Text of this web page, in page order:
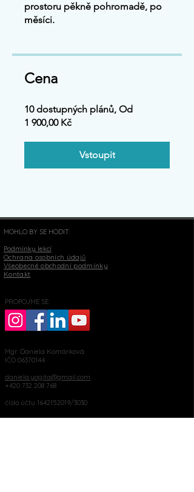
prostoru pěkně pohromadě, po
měsíci.
Cena
10 dostupných plánů, Od
1 900,00 Kč
Vstoupit
MOHLO BY SE HODIT:
Podmínky lekcí
Ochrana osobních údajů
Všeobecné obchodní podmínky
Kontakt
PROPOJME SE:
Mgr. Daniela Komárková
IČO 06370144
daniela.yogita@gmail.com
+420 732 208 768
číslo účtu 1642152019/3030